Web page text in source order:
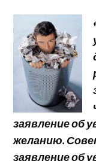
заявление об
желанию.
заявление об